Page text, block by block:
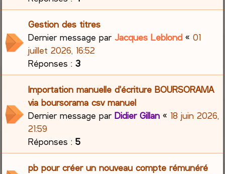
Gestion des titres
Dernier message parJacques Leblond «01
juillet 2026, 16:52
Réponses :3
Importation manuelle d'écriture BOURSORAMA
via boursorama csv manuel
Dernier message parDidier Gillan « 18 juin 2026,
21:59
Réponses :5
pb pour créer un nouveau compte rémunéré